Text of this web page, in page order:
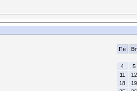
Пн Вт
4
5
11
12
18
19